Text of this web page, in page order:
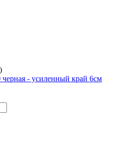
черная - усиленный край 6см